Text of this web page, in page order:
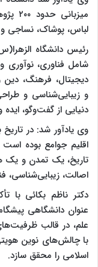
لباس، پوشاک، نساجی و
رئیس دانشگاه
شامل فناوری، نوآوری
دیجیتال، فرهنگ،
و زیبایی‌شناسی و
دنیایی از گفت‌وگو،
وی یادآور شد: در
اقلیم جوامع بوده
تاریخ، یک تمدن و یک
اصالت، زیبایی‌شناسی،
دکتر ناظم بکائی با
عنوان دانشگاهی
علم، در قالب
با چالش‌های نوین
اسلامی را محقق سازد.